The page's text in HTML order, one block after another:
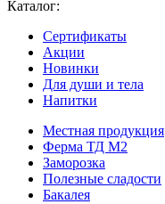
Каталог:
Сертификаты
Акции
Новинки
Для души и тела
Напитки
Местная продукция
Ферма ТД М2
Заморозка
Полезные сладости
Бакалея